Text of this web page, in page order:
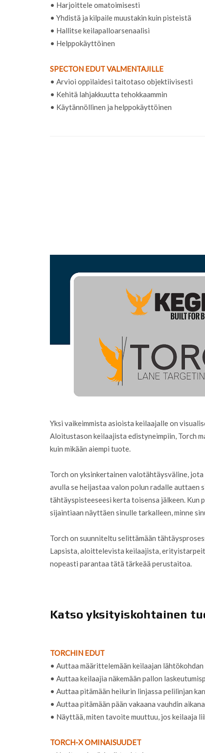
• Harjoittele omatoimisesti
• Yhdistä ja kilpaile muustakin kuin pisteistä
• Hallitse keilapalloarsenaalisi
• Helppokäyttöinen
SPECTON EDUT VALMENTAJILLE
• Arvioi oppilaidesi taitotaso objektiivisesti
• Kehitä lahjakkuutta tehokkaammin
• Käytännöllinen ja helppokäyttöinen
Yksi vaikeimmista asioista keilaajalle on
Aloitustason keilaajista edistyneimpiin, Torch
kuin mikään aiempi tuote.
Torch on yksinkertainen valotähtäysväline,
avulla se heijastaa valon polun radalle auttaen
tähtäyspisteeseesi kerta toisensa jälkeen. Kun
sijaintiaan näyttäen sinulle tarkalleen, minne
Torch on suunniteltu selittämään
Lapsista, aloittelevista keilaajista,
nopeasti parantaa tätä tärkeää perustaitoa.
Katso yksityiskohtainen
TORCHIN EDUT
• Auttaa määrittelemään keilaajan lähtökohdan
• Auttaa keilaajia näkemään pallon
• Auttaa pitämään heilurin linjassa pelilinjan
• Auttaa pitämään pään vakaana vauhdin aikana
• Näyttää, miten tavoite muuttuu, jos keilaaja
TORCH-X OMINAISUUDET